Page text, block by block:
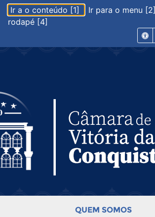
Ir a o conteúdo [1] Ir para o menu [2]
rodapé [4]
QUEM SOMOS